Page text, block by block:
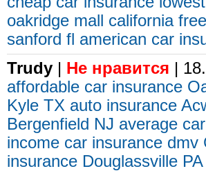
oakridge mall
california
sanford fl american car
Trudy | Не нравится |
affordable car insurance
Kyle TX auto insurance
Bergenfield NJ average
income car insurance dmv
insurance Douglassville PA